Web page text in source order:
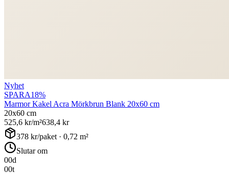
Nyhet
SPARA18%
Marmor Kakel Acra Mörkbrun Blank 20x60 cm
20x60 cm
525,6 kr/m²638,4 kr
378 kr/paket · 0,72 m²
Slutar om
00d
00t